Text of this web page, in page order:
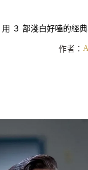
用 ３ 部淺白好嗑的經
作者：